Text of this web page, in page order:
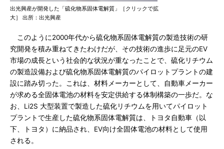
出光興産が開発した「硫化物系固体電解質」［クリックで拡
大］ 出所：出光興産
このように2000年代から硫化物系固体電解質の製造技術の研
究開発を積み重ねてきたわけだが、その技術の進歩に足元のEV
市場の成長という社会的な状況が重なったことで、硫化リチウム
の製造設備および硫化物系固体電解質のパイロットプラントの建
設に踏み切った。これは、材料メーカーとして、自動車メーカー
が求める全固体電池の材料を安定供給する体制構築の一歩だ。な
お、Li2S 大型装置で製造した硫化リチウムを用いてパイロット
プラントで生産した硫化物系固体電解質は、トヨタ自動車（以
下、トヨタ）に納品され、EV向け全固体電池の材料として使用
される。